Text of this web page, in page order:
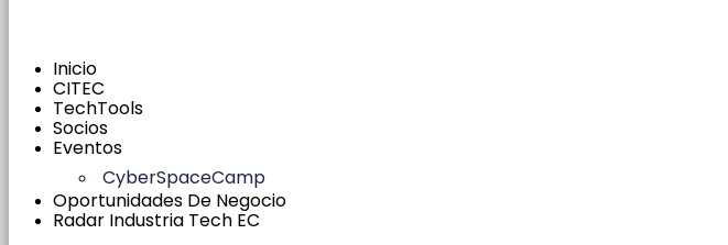
Inicio
CITEC
TechTools
Socios
Eventos
CyberSpaceCamp
Oportunidades De Negocio
Radar Industria Tech EC